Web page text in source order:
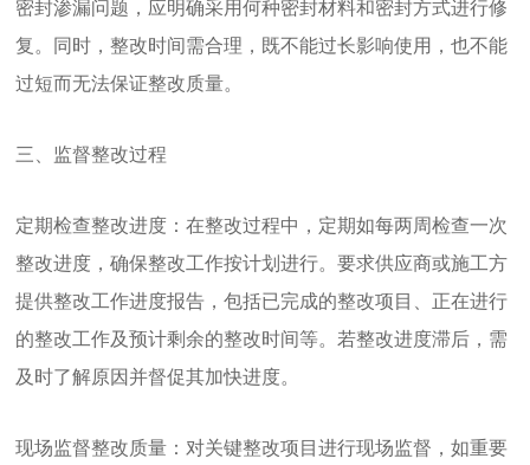
密封渗漏问题，应明确采用何种密封材料和密封方式进行修
复。同时，整改时间需合理，既不能过长影响使用，也不能
过短而无法保证整改质量。
三、监督整改过程
定期检查整改进度：在整改过程中，定期如每两周检查一次
整改进度，确保整改工作按计划进行。要求供应商或施工方
提供整改工作进度报告，包括已完成的整改项目、正在进行
的整改工作及预计剩余的整改时间等。若整改进度滞后，需
及时了解原因并督促其加快进度。
现场监督整改质量：对关键整改项目进行现场监督，如重要